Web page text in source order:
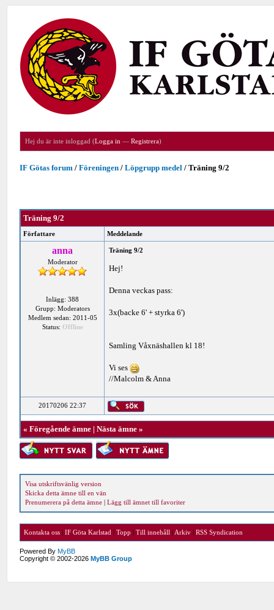
Hej du är inte inloggad (Logga in —Registrera)
IF Götas forum /Föreningen /Löpgrupp medel /Träning 9/2
Träning 9/2
Författare Meddelande
anna
Moderator
Inlägg: 388
Grupp: Moderators
Medlem sedan: 2011-05
Status: Offline
Träning 9/2
Hej!
Denna veckas pass:
3x(backe 6' + styrka 6')
Samling Våxnäshallen kl 18!
Vi ses
//Malcolm & Anna
20170206 22:37
«Föregående ämne |Nästa ämne »
Visa utskriftsvänlig version
Skicka detta ämne till en vän
Prenumerera på detta ämne |Lägg till ämnet till favoriter
Kontakta oss |IF Göta Karlstad |Topp |Till innehåll | Arkiv |RSS Syndication
Powered ByMyBB
Copyright © 2002-2026MyBB Group